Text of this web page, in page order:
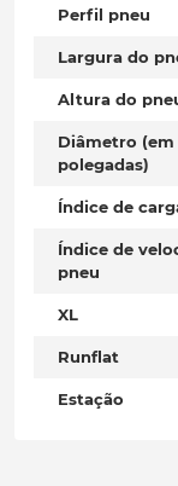
Perfil pneu
Largura do
Altura do
Diâmetro (em
polegadas)
Índice de
Índice de
pneu
XL
Runflat
Estação